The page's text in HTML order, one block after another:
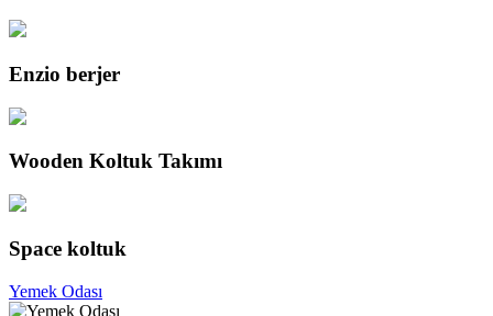
Enzio berjer
Wooden Koltuk Takımı
Space koltuk
Yemek Odası